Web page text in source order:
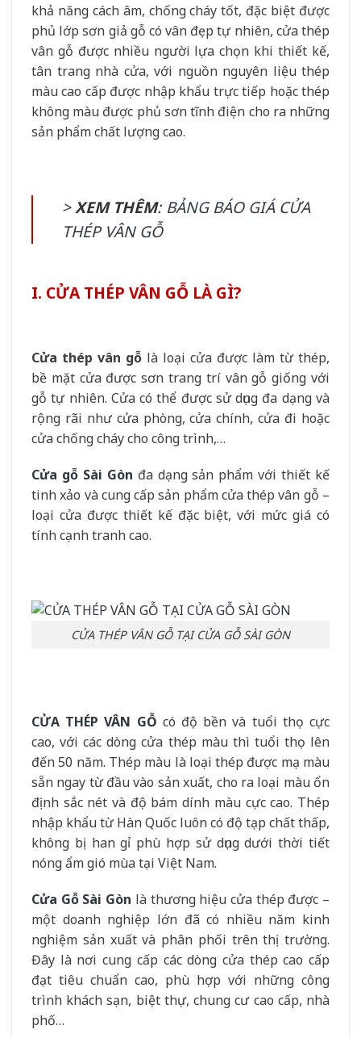
khả năng cách âm, chống cháy tốt, đặc biệt được
phủ lớp sơn giả gỗ có vân đẹp tự nhiên, cửa thép
vân gỗ được nhiều người lựa chọn khi thiết kế,
tân trang nhà cửa, với nguồn nguyên liệu thép
màu cao cấp được nhập khẩu trực tiếp hoặc thép
không màu được phủ sơn tĩnh điện cho ra những
sản phẩm chất lượng cao.
>XEM THÊM: BẢNG BÁO GIÁ CỬA
THÉP VÂN GỖ
I. CỬA THÉP VÂN GỖ LÀ GÌ?
Cửa thép vân gỗ là loại cửa được làm từ thép,
bề mặt cửa được sơn trang trí vân gỗ giống với
gỗ tự nhiên. Cửa có thể được sử dụng đa dạng và
rộng rãi như cửa phòng, cửa chính, cửa đi hoặc
cửa chống cháy cho công trình,…
Cửa gỗ Sài Gòn đa dạng sản phẩm với thiết kế
tinh xảo và cung cấp sản phẩm cửa thép vân gỗ –
loại cửa được thiết kế đặc biệt, với mức giá có
tính cạnh tranh cao.
CỬA THÉP VÂN GỖ TẠI CỬA GỖ SÀI GÒN
CỬA THÉP VÂN GỖ có độ bền và tuổi thọ cực
cao, với các dòng cửa thép màu thì tuổi thọ lên
đến 50 năm. Thép màu là loại thép được mạ màu
sẵn ngay từ đầu vào sản xuất, cho ra loại màu ổn
định sắc nét và độ bám dính màu cực cao. Thép
nhập khẩu từ Hàn Quốc luôn có độ tạp chất thấp,
không bị han gỉ phù hợp sử dụng dưới thời tiết
nóng ẩm gió mùa tại Việt Nam.
Cửa Gỗ Sài Gòn là thương hiệu cửa thép được –
một doanh nghiệp lớn đã có nhiều năm kinh
nghiệm sản xuất và phân phối trên thị trường.
Đây là nơi cung cấp các dòng cửa thép cao cấp
đạt tiêu chuẩn cao, phù hợp với những công
trình khách sạn, biệt thự, chung cư cao cấp, nhà
phố…